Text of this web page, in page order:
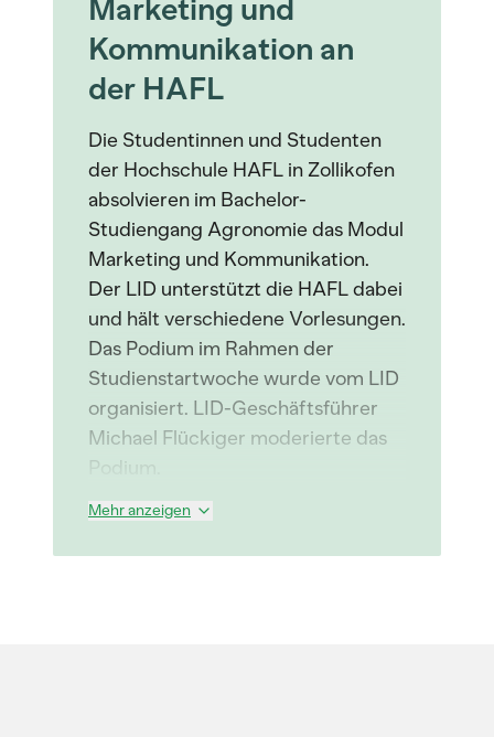
Marketing und
Kommunikation an
der HAFL
Die Studentinnen und Studenten
der Hochschule HAFL in Zollikofen
absolvieren im Bachelor-
Studiengang Agronomie das Modul
Marketing und Kommunikation.
Der LID unterstützt die HAFL dabei
und hält verschiedene Vorlesungen.
Das Podium im Rahmen der
Studienstartwoche wurde vom LID
organisiert. LID-Geschäftsführer
Michael Flückiger moderierte das
Podium.
Mehr anzeigen